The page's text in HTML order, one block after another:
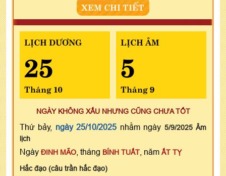
XEM CHI TIẾT
LỊCH DƯƠNG
25
Tháng 10
LỊCH ÂM
5
Tháng 9
NGÀY KHÔNG XẤU NHƯNG CŨNG CHƯA TỐT
Thứ bảy, ngày 25/10/2025 nhằm ngày 5/9/2025 Âm
lịch
Ngày ĐINH MÃO , tháng BÍNH TUẤT , năm ẤT TỴ
Hắc đạo (câu trần hắc đạo)